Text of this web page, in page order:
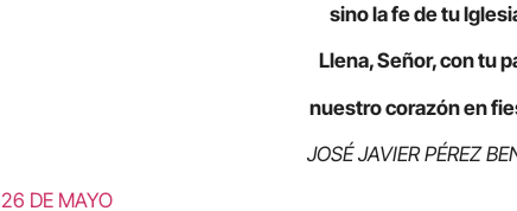
sino la fe de tu
Llena, Señor, con tu
nuestro corazón en
JOSÉ JAVIER PÉREZ
26 DE MAYO